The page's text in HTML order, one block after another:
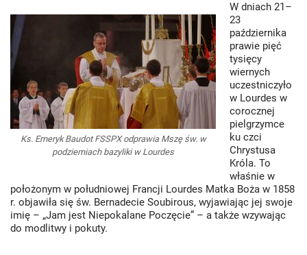
Ks. Emeryk Baudot FSSPX odprawia Mszę św. w
podziemiach bazyliki w Lourdes
W dniach 21–
23
października
prawie pięć
tysięcy
wiernych
uczestniczyło
w Lourdes w
corocznej
pielgrzymce
ku czci
Chrystusa
Króla. To
właśnie w
położonym w południowej Francji Lourdes Matka Boża w 1858
r. objawiła się św. Bernadecie Soubirous, wyjawiając jej swoje
imię – „Jam jest Niepokalane Poczęcie” – a także wzywając
do modlitwy i pokuty.